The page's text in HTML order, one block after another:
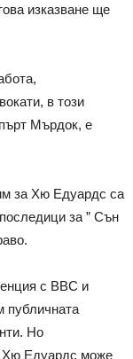
изказване ще
в този
Мърдок, е
за Хю Едуардс са
за ” Сън
с BBC и
публичната
Но
Хю Едуардс може